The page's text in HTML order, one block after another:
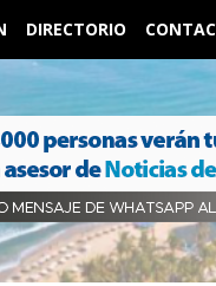
DIRECTORIO